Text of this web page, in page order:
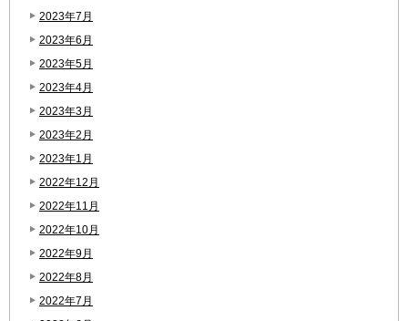
2023年7月
2023年6月
2023年5月
2023年4月
2023年3月
2023年2月
2023年1月
2022年12月
2022年11月
2022年10月
2022年9月
2022年8月
2022年7月